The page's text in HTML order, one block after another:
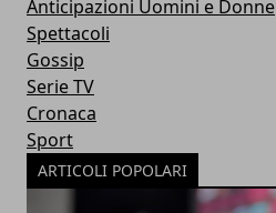
Anticipazioni Uomini e Donne
Spettacoli
Gossip
Serie TV
Cronaca
Sport
ARTICOLI POPOLARI